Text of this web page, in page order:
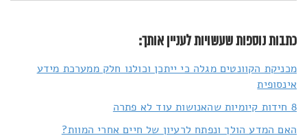
כתבות נוספות שעשויות לעניין אותך:
מכניקת הקוונטים מגלה כי ייתכן וכולנו חלק ממערכת מידע
אינסופית
8 חידות קיומיות שהאנושות עוד לא פתרה
האם המדע הולך ונפתח לרעיון של חיים אחרי המוות?